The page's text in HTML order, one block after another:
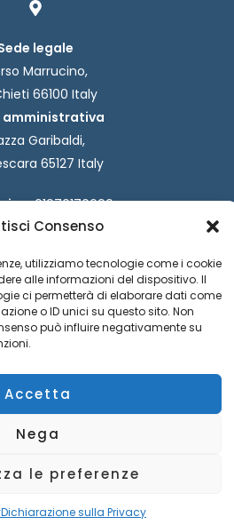
Consenso
utilizziamo tecnologie come i cookie
alle informazioni del dispositivo. Il
ci permetterà di elaborare dati come
o ID unici su questo sito. Non
può influire negativamente su
Accetta
Nega
le preferenze
Dichiarazione sulla Privacy
legale
Marrucino,
66100 Italy
amministrativa
Garibaldi,
65127 Italy
iva:01970170690
W7YVJK9
F
a
c
e
b
o
k
I
n
s
t
r
a
m
Requisti tecnici
Architetti Chieti Pescara